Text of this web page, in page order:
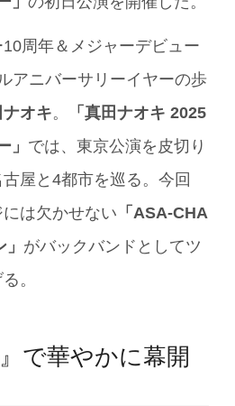
周年＆メジャーデビュー
アニバーサリーイヤーの歩
オキ。
「真田ナオキ 2025
」 では、東京公演を皮切り
屋と4都市を巡る。今回
は欠かせない 「ASA-CHA
がバックバンドとしてツ
。
で華やかに幕開